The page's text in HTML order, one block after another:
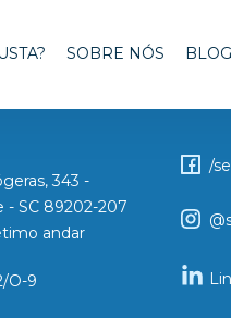
SOBRE NÓS BLOG
343 -
- SC 89202-207
andar
O-9
/